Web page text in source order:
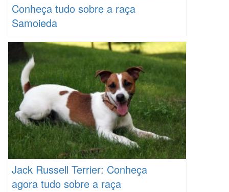
Conheça tudo sobre a raça
Samoieda
Jack Russell Terrier: Conheça
agora tudo sobre a raça